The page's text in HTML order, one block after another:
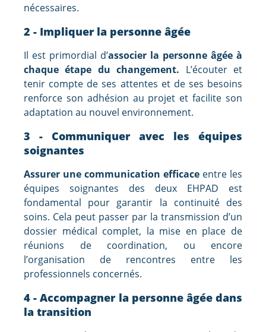
nécessaires.
2 - Impliquer la personne âgée
Il est primordial d’associer la personne âgée à
chaque étape du changement. L’écouter et
tenir compte de ses attentes et de ses besoins
renforce son adhésion au projet et facilite son
adaptation au nouvel environnement.
3 - Communiquer avec les équipes
soignantes
Assurer une communication efficace entre les
équipes soignantes des deux EHPAD est
fondamental pour garantir la continuité des
soins. Cela peut passer par la transmission d’un
dossier médical complet, la mise en place de
réunions de coordination, ou encore
l’organisation de rencontres entre les
professionnels concernés.
4 - Accompagner la personne âgée dans
la transition